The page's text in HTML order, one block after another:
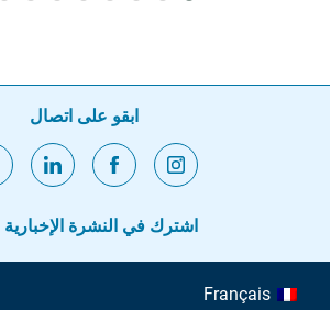
ابقو على اتصال
اشترك في النشرة الإخبارية
Français